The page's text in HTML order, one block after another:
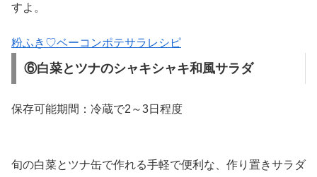
すよ。
粉ふき♡ベーコンポテサラレシピ
⑥白菜とツナのシャキシャキ和風サラダ
保存可能期間：冷蔵で2～3日程度
旬の白菜とツナ缶で作れる手軽で便利な、作り置きサラダ